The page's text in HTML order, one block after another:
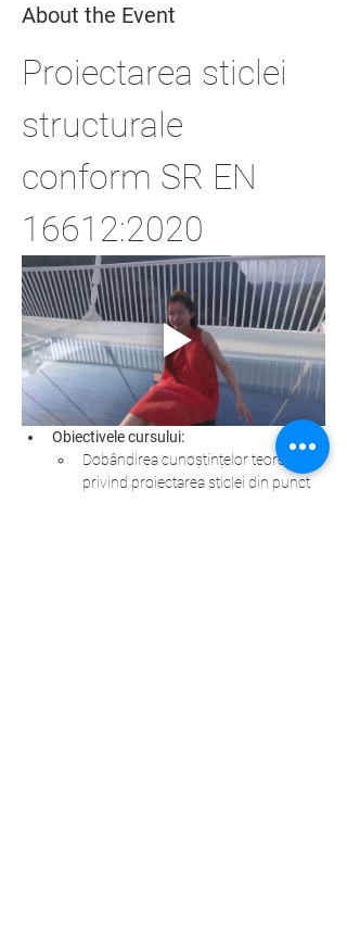
About the Event
Proiectarea sticlei
structurale
conform SR EN
16612:2020
Obiectivele cursului:
Dobândirea cunoștințelor teoretice
privind proiectarea sticlei din punct